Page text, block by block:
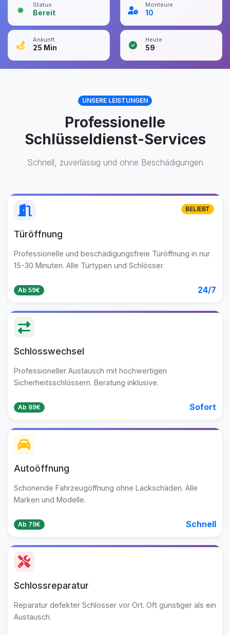
Status
Bereit
Monteure
10
Ankunft
25 Min
Heute
59
UNSERE LEISTUNGEN
Professionelle
Schlüsseldienst-Services
Schnell, zuverlässig und ohne Beschädigungen
Türöffnung
Professionelle und beschädigungsfreie Türöffnung in nur
15-30 Minuten. Alle Türtypen und Schlösser.
Ab 59€ 24/7
BELIEBT
Schlosswechsel
Professioneller Austausch mit hochwertigen
Sicherheitsschlössern. Beratung inklusive.
Ab 89€ Sofort
Autoöffnung
Schonende Fahrzeugöffnung ohne Lackschäden. Alle
Marken und Modelle.
Ab 79€ Schnell
Schlossreparatur
Reparatur defekter Schlösser vor Ort. Oft günstiger als ein
Austausch.